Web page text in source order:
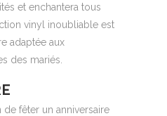
et enchantera tous
vinyl inoubliable est
adaptée aux
des mariés.
fêter un anniversaire